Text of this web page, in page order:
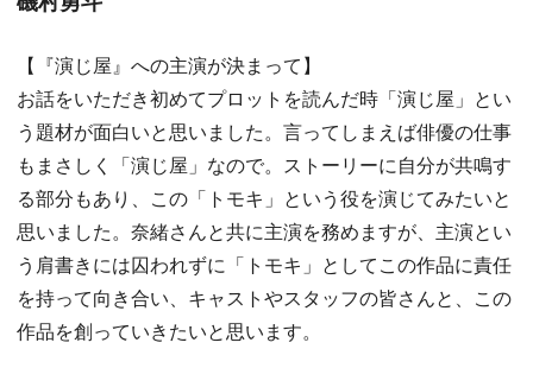
【『演じ屋』への主演が決まって】
お話をいただき初めてプロットを読んだ時「演じ屋」とい
う題材が面白いと思いました。言ってしまえば俳優の仕事
もまさしく「演じ屋」なので。ストーリーに自分が共鳴す
る部分もあり、この「トモキ」という役を演じてみたいと
思いました。奈緒さんと共に主演を務めますが、主演とい
う肩書きには囚われずに「トモキ」としてこの作品に責任
を持って向き合い、キャストやスタッフの皆さんと、この
作品を創っていきたいと思います。